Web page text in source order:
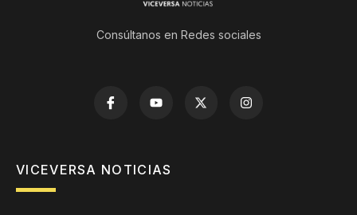
Consúltanos en Redes sociales
VICEVERSA NOTICIAS